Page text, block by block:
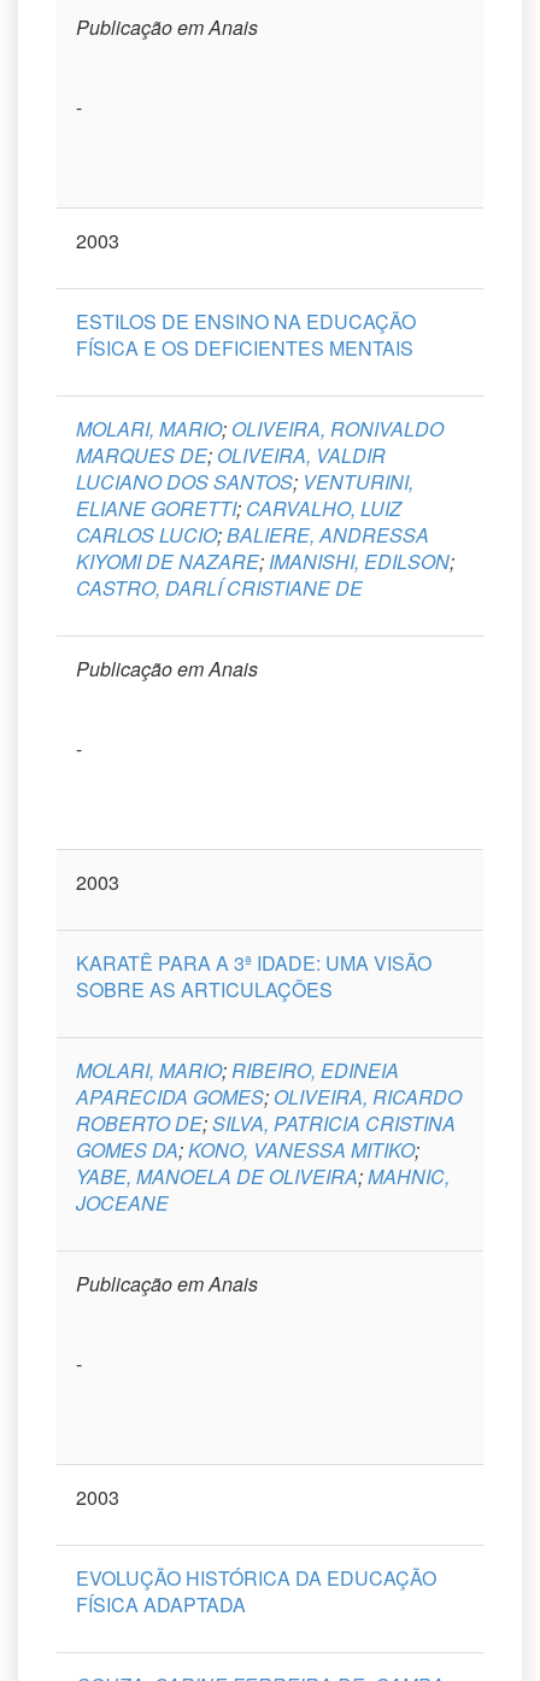
Publicação em Anais
-
2003
ESTILOS DE ENSINO NA EDUCAÇÃO
FÍSICA E OS DEFICIENTES MENTAIS
MOLARI, MARIO; OLIVEIRA, RONIVALDO
MARQUES DE; OLIVEIRA, VALDIR
LUCIANO DOS SANTOS; VENTURINI,
ELIANE GORETTI; CARVALHO, LUIZ
CARLOS LUCIO;BALIERE, ANDRESSA
KIYOMI DE NAZARE; IMANISHI, EDILSON;
CASTRO, DARLÍ CRISTIANE DE
Publicação em Anais
-
2003
KARATÊ PARA A 3ª IDADE: UMA VISÃO
SOBRE AS ARTICULAÇÕES
MOLARI, MARIO;RIBEIRO, EDINEIA
APARECIDA GOMES; OLIVEIRA, RICARDO
ROBERTO DE;SILVA, PATRICIA CRISTINA
GOMES DA;KONO, VANESSA MITIKO;
YABE, MANOELA DE OLIVEIRA;MAHNIC,
JOCEANE
Publicação em Anais
-
2003
EVOLUÇÃO HISTÓRICA DA EDUCAÇÃO
FÍSICA ADAPTADA